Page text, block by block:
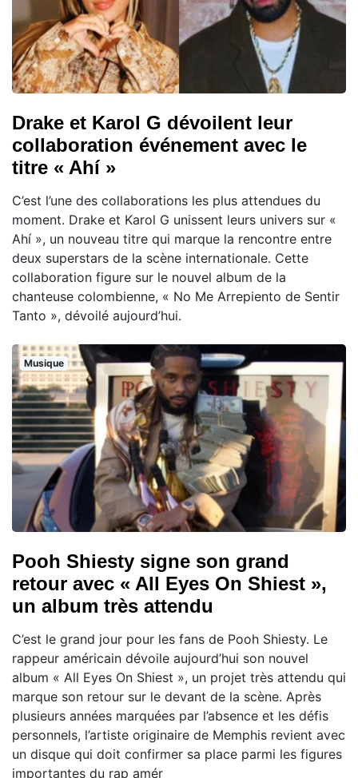
Drake et Karol G dévoilent leur
collaboration événement avec le
titre « Ahí »
C’est l’une des collaborations les plus attendues du
moment. Drake et Karol G unissent leurs univers sur «
Ahí », un nouveau titre qui marque la rencontre entre
deux superstars de la scène internationale. Cette
collaboration figure sur le nouvel album de la
chanteuse colombienne, « No Me Arrepiento de Sentir
Tanto », dévoilé aujourd’hui.
Musique
Pooh Shiesty signe son grand
retour avec « All Eyes On Shiest »,
un album très attendu
C’est le grand jour pour les fans de Pooh Shiesty. Le
rappeur américain dévoile aujourd’hui son nouvel
album « All Eyes On Shiest », un projet très attendu qui
marque son retour sur le devant de la scène. Après
plusieurs années marquées par l’absence et les défis
personnels, l’artiste originaire de Memphis revient avec
un disque qui doit confirmer sa place parmi les figures
importantes du rap amér